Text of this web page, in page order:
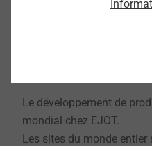
Le développement de
mondial chez EJOT.
Les sites du monde